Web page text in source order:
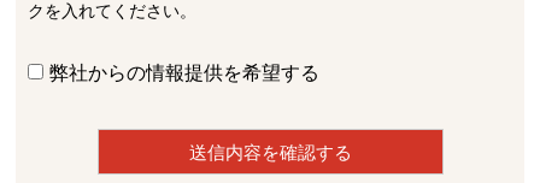
クを入れてください。
弊社からの情報提供を希望する